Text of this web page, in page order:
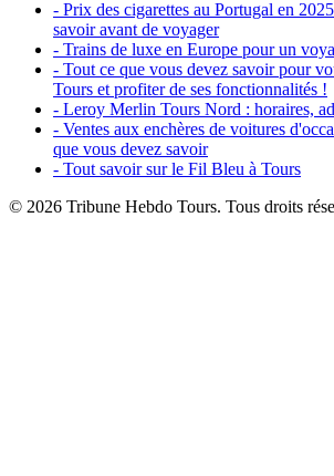
- Prix des cigarettes au Portugal en
savoir avant de voyager
- Trains de luxe en Europe pour un
- Tout ce que vous devez savoir pour
Tours et profiter de ses fonctionnalités !
- Leroy Merlin Tours Nord : horaires,
- Ventes aux enchères de voitures
que vous devez savoir
- Tout savoir sur le Fil Bleu à Tours
© 2026 Tribune Hebdo Tours. Tous droits